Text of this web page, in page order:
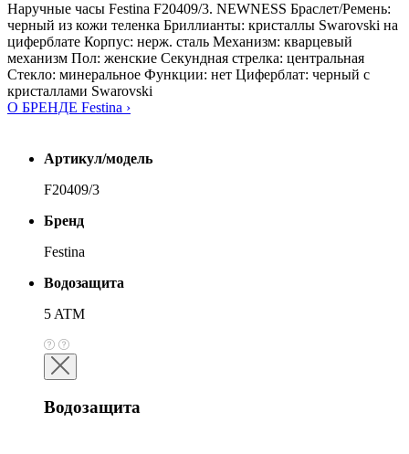
Наручные часы Festina F20409/3. NEWNESS Браслет/Ремень:
черный из кожи теленка Бриллианты: кристаллы Swarovski на
циферблате Корпус: нерж. сталь Механизм: кварцевый
механизм Пол: женские Секундная стрелка: центральная
Стекло: минеральное Функции: нет Циферблат: черный с
кристаллами Swarovski
О БРЕНДЕ Festina ›
Артикул/модель
F20409/3
Бренд
Festina
Водозащита
5 ATM
Водозащита